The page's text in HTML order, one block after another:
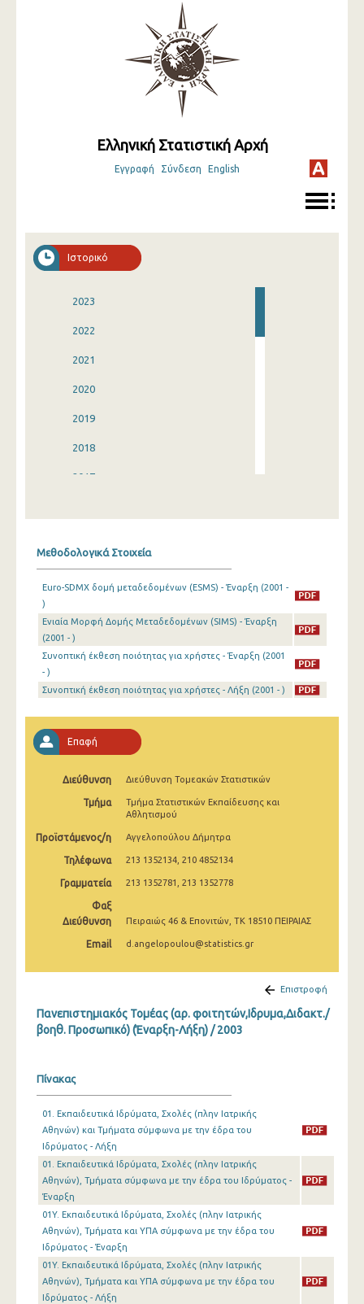
Ελληνική Στατιστική Αρχή
Εγγραφή Σύνδεση English
Ιστορικό
2023
2022
2021
2020
2019
2018
2017
2013
2012
2011
2010
2008
2006
2004
2003
2002
2001
2000
Μεθοδολογικά Στοιχεία
Euro-SDMX δομή μεταδεδομένων (ESMS) - Έναρξη (2001 -
)
Ενιαία Μορφή Δομής Μεταδεδομένων (SIMS) - Έναρξη
(2001 - )
Συνοπτική έκθεση ποιότητας για χρήστες - Έναρξη (2001
- )
Συνοπτική έκθεση ποιότητας για χρήστες - Λήξη (2001 - )
Επαφή
Διεύθυνση Διεύθυνση Τομεακών Στατιστικών
Τμήμα
Τμήμα Στατιστικών Εκπαίδευσης και
Αθλητισμού
Προϊστάμενος/η Αγγελοπούλου Δήμητρα
Τηλέφωνα 213 1352134, 210 4852134
Γραμματεία 213 1352781, 213 1352778
Φαξ
Διεύθυνση
Πειραιώς 46 & Επονιτών, ΤΚ 18510 ΠΕΙΡΑΙΑΣ
Email d.angelopoulou@statistics.gr
Επιστροφή
Πανεπιστημιακός Τομέας (αρ. φοιτητών,Ιδρυμα,Διδακτ./
βοηθ. Προσωπικό) (Έναρξη-Λήξη) / 2003
Πίνακας
01. Εκπαιδευτικά Ιδρύματα, Σχολές (πλην Ιατρικής
Αθηνών) και Τμήματα σύμφωνα με την έδρα του
Ιδρύματος - Λήξη
01. Εκπαιδευτικά Ιδρύματα, Σχολές (πλην Ιατρικής
Αθηνών), Τμήματα σύμφωνα με την έδρα του Ιδρύματος -
Έναρξη
01Y. Εκπαιδευτικά Ιδρύματα, Σχολές (πλην Ιατρικής
Αθηνών), Τμήματα και ΥΠΑ σύμφωνα με την έδρα του
Ιδρύματος - Έναρξη
01Y. Εκπαιδευτικά Ιδρύματα, Σχολές (πλην Ιατρικής
Αθηνών), Τμήματα και ΥΠΑ σύμφωνα με την έδρα του
Ιδρύματος - Λήξη